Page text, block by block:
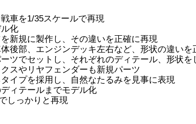
車を1/35スケールで再現
化
新規に製作し、その違いを正確に再現
後部、エンジンデッキ左右など、形状の違いを
ツでセットし、それぞれのディテール、形状を
スやリヤフェンダーも新規パーツ
イプを採用し、自然なたるみを見事に表現
ィテールまでモデル化
しっかりと再現